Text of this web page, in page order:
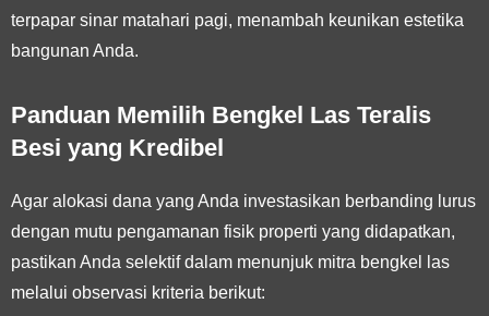
terpapar sinar matahari pagi, menambah keunikan estetika
bangunan Anda.
Panduan Memilih Bengkel Las Teralis
Besi yang Kredibel
Agar alokasi dana yang Anda investasikan berbanding lurus
dengan mutu pengamanan fisik properti yang didapatkan,
pastikan Anda selektif dalam menunjuk mitra bengkel las
melalui observasi kriteria berikut: